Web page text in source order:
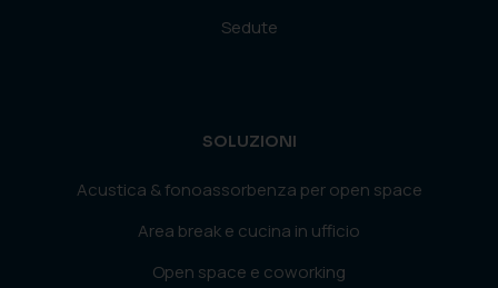
Sedute
SOLUZIONI
Acustica & fonoassorbenza per open space
Area break e cucina in ufficio
Open space e coworking